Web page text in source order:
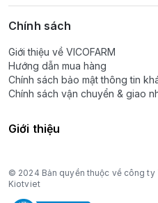
Chính sách
Giới thiệu về VICOFARM
Hướng dẫn mua hàng
Chính sách bảo mật thông tin
Chính sách vận chuyển & giao
Giới thiệu
© 2024 Bản quyền thuộc về công
Kiotviet